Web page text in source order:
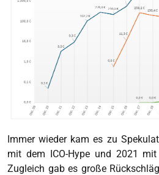
Immer wieder kam es zu
mit dem ICO-Hype und 2021
Zugleich gab es große